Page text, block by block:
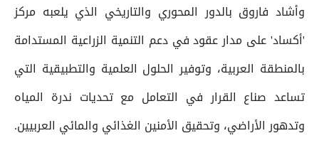
وأشاد فاروق بالدور المحوري والتاريخي الذي يلعبه مركز
'أكساد' على مدار عقود في دعم التنمية الزراعية المستدامة
بالمنطقة العربية، وتوفير الحلول العلمية والتطبيقية التي
تساعد صناع القرار في التعامل مع تحديات ندرة المياه
وتدهور الأراضي، وتحقيق الأمنين الغذائي والمائي العربيين.